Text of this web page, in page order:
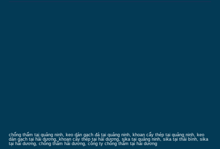
chống thấm tại quảng ninh, keo dán gạch đá tại quảng ninh, khoan cấy thép tại quảng ninh, keo
dán gạch tại hải dương, khoan cấy thép tại hải dương, sika tại quảng ninh, sika tại thái bình, sika
tại hải dương, chống thấm hải dương, công ty chống thấm tại hải dương